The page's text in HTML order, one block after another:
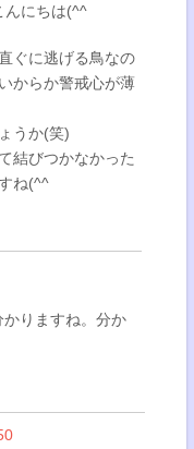
んにちは(^^
ぐに逃げる鳥なの
からか警戒心が薄
うか(笑)
結びつかなかった
ね(^^
りますね。分か